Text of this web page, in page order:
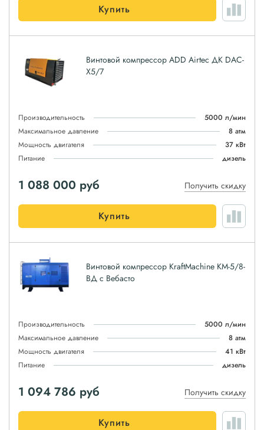
Купить
Винтовой компрессор ADD Airtec ДК DAC-
X5/7
Производительность
5000 л/мин
Максимальное давление
8 атм
Мощность двигателя
37 кВт
Питание
дизель
1 088 000 руб Получить скидку
Купить
Винтовой компрессор KraftMachine КМ-5/8-
ВД с Вебасто
Производительность
5000 л/мин
Максимальное давление
8 атм
Мощность двигателя
41 кВт
Питание
дизель
1 094 786 руб Получить скидку
Купить